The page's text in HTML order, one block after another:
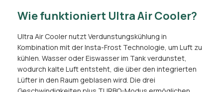
Wie funktioniert Ultra Air Cooler?
Ultra Air Cooler nutzt Verdunstungskühlung in
Kombination mit der Insta-Frost Technologie, um Luft zu
kühlen. Wasser oder Eiswasser im Tank verdunstet,
wodurch kalte Luft entsteht, die über den integrierten
Lüfter in den Raum geblasen wird. Die drei